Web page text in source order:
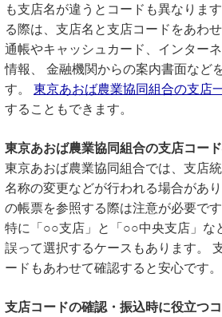
も支店名が違うとコードも異なりま
る際は、支店名と支店コードをあわ
通帳やキャッシュカード、インター
情報、 金融機関からの案内書面など
す。 東京あおば農業協同組合の支店
することもできます。
東京あおば農業協同組合の支店コー
東京あおば農業協同組合では、支店
名称の変更などが行われる場合があ
の帳票を参照する際は注意が必要です
特に「○○支店」と「○○中央支店」な
誤って選択するケースもあります。
ードもあわせて確認すると安心です。
支店コードの確認・振込時に役立つ